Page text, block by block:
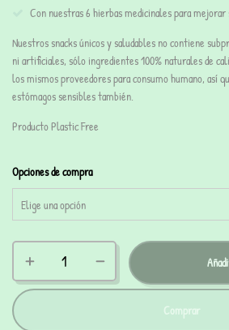
Con nuestras 6 hierbas medicinales para mejorar
Nuestros snacks únicos y saludables no contiene
ni artificiales, sólo ingredientes100% naturalesde
los mismos proveedores para consumo humano, así
estómagos sensibles también.
Producto Plastic Free
Opciones de compra
Comprar